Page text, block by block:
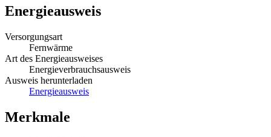
Energieausweis
Versorgungsart
Fernwärme
Art des Energieausweises
Energieverbrauchsausweis
Ausweis herunterladen
Energieausweis
Merkmale